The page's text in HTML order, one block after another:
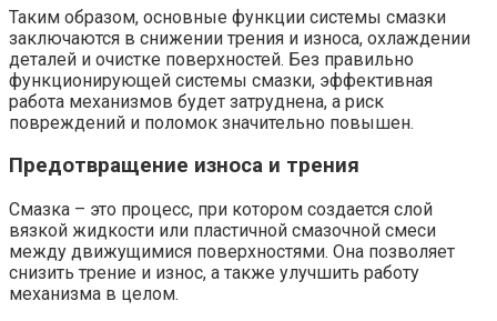
Таким образом, основные функции системы смазки
заключаются в снижении трения и износа, охлаждении
деталей и очистке поверхностей. Без правильно
функционирующей системы смазки, эффективная
работа механизмов будет затруднена, а риск
повреждений и поломок значительно повышен.
Предотвращение износа и трения
Смазка – это процесс, при котором создается слой
вязкой жидкости или пластичной смазочной смеси
между движущимися поверхностями. Она позволяет
снизить трение и износ, а также улучшить работу
механизма в целом.